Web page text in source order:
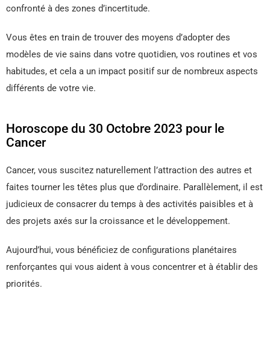
confronté à des zones d’incertitude.
Vous êtes en train de trouver des moyens d’adopter des
modèles de vie sains dans votre quotidien, vos routines et vos
habitudes, et cela a un impact positif sur de nombreux aspects
différents de votre vie.
Horoscope du 30 Octobre 2023 pour le
Cancer
Cancer, vous suscitez naturellement l’attraction des autres et
faites tourner les têtes plus que d’ordinaire. Parallèlement, il est
judicieux de consacrer du temps à des activités paisibles et à
des projets axés sur la croissance et le développement.
Aujourd’hui, vous bénéficiez de configurations planétaires
renforçantes qui vous aident à vous concentrer et à établir des
priorités.